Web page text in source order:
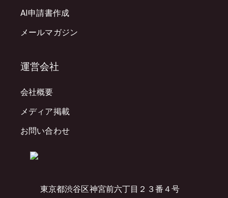
東京都渋谷区神宮前六丁目２３番４号
AI申請書作成
メールマガジン
運営会社
会社概要
メディア掲載
お問い合わせ